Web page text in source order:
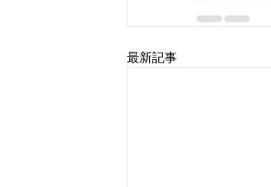
最新記事